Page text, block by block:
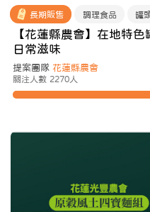
長期販售 調理食品 罐
【花蓮縣農會】在地特
日常滋味
提案團隊 花蓮縣農會
關注人數 2270人